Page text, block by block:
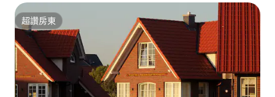
超讚房東
超讚房東